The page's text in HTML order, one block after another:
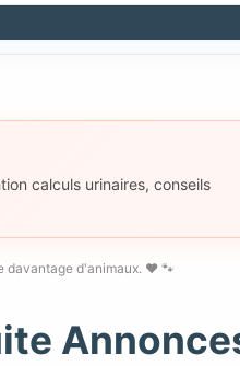
calculs urinaires, conseils
davantage d'animaux. ❤️ 🐾